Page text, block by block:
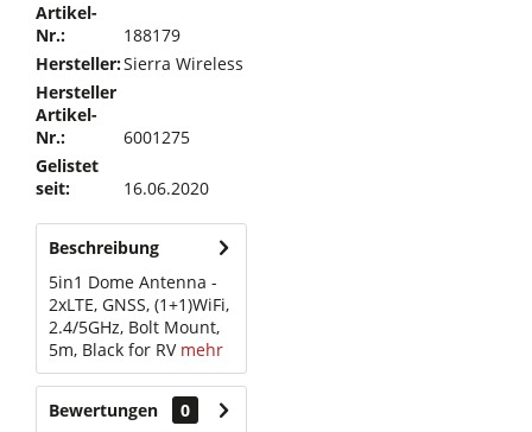
Artikel-
Nr.:
188179
Hersteller:Sierra Wireless
Hersteller
Artikel-
Nr.:
6001275
Gelistet
seit:
16.06.2020
Beschreibung
5in1 Dome Antenna -
2xLTE, GNSS, (1+1)WiFi,
2.4/5GHz, Bolt Mount,
5m, Black for RVmehr
Bewertungen
0